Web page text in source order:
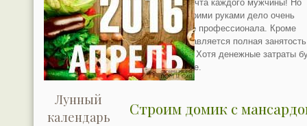
Свой дом — мечта каждого мужчины! Но
сделать его своими руками дело очень
сложное для не профессионала. Кроме
сложности добавляется полная
строительстве. Хотя денежные затраты
на порядок ниже.
Строим домик с
Лунный
календарь